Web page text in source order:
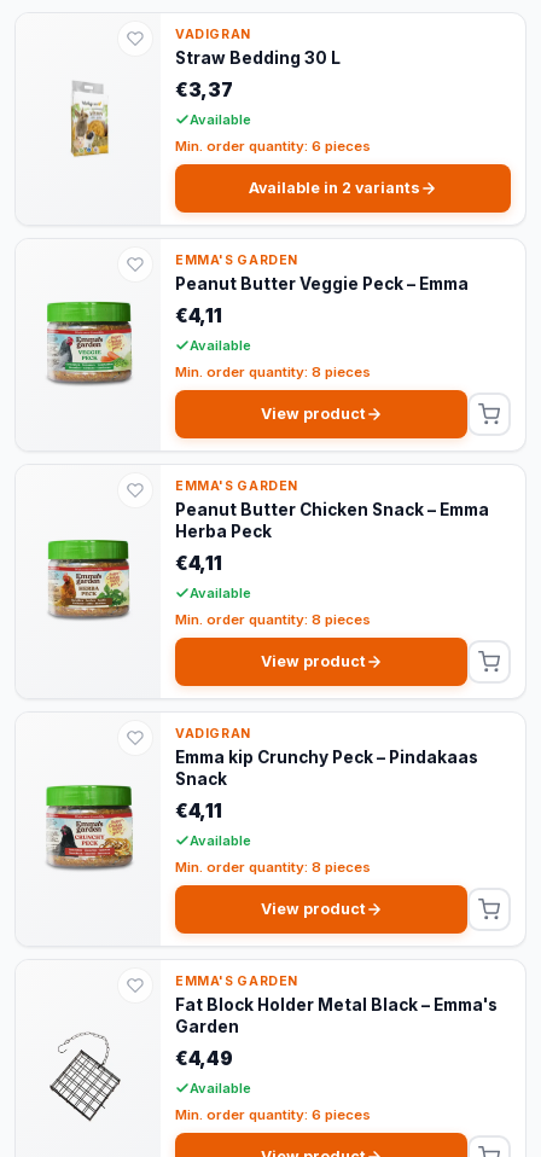
VADIGRAN
Straw Bedding 30 L
€3,37
Available
Min. order quantity: 6 pieces
Available in 2 variants
EMMA'S GARDEN
Peanut Butter Veggie Peck – Emma
€4,11
Available
Min. order quantity: 8 pieces
View product
EMMA'S GARDEN
Peanut Butter Chicken Snack – Emma
Herba Peck
€4,11
Available
Min. order quantity: 8 pieces
View product
VADIGRAN
Emma kip Crunchy Peck – Pindakaas
Snack
€4,11
Available
Min. order quantity: 8 pieces
View product
EMMA'S GARDEN
Fat Block Holder Metal Black – Emma's
Garden
€4,49
Available
Min. order quantity: 6 pieces